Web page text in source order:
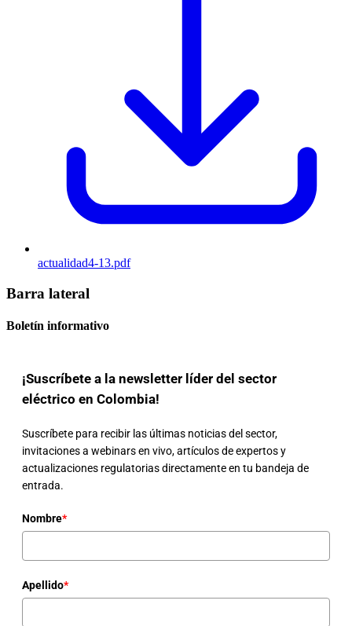
actualidad4-13.pdf
Barra lateral
Boletín informativo
¡Suscríbete a la newsletter líder del sector
eléctrico en Colombia!
Suscríbete para recibir las últimas noticias del sector,
invitaciones a webinars en vivo, artículos de expertos y
actualizaciones regulatorias directamente en tu bandeja de
entrada.
Nombre*
Apellido*